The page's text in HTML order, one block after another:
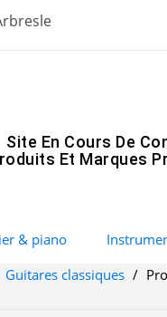
Site En Cours De
Et Marques
& piano
Guitares classiques